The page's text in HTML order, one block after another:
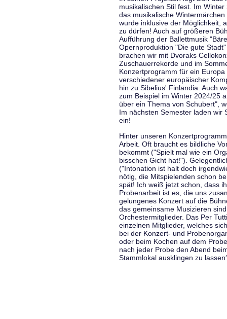
musikalischen Stil fest. Im
das musikalische
wurde inklusive der Möglichkeit,
zu dürfen! Auch auf größeren
Aufführung der Ballettmusik
Opernproduktion "Die gute
brachen wir mit Dvoraks
Zuschauerrekorde und im
Konzertprogramm für ein
verschiedener europäischer
hin zu Sibelius' Finlandia. Auch
zum Beispiel im Winter 2024/25
über ein Thema von Schubert",
Im nächsten Semester laden wir
ein!
Hinter unseren
Arbeit. Oft braucht es bildliche
bekommt ("Spielt mal wie ein
bisschen Gicht hat!").
("Intonation ist halt doch
nötig, die Mitspielenden schon
spät! Ich weiß jetzt schon, dass
Probenarbeit ist es, die uns
gelungenes Konzert auf die
das gemeinsame Musizieren
Orchestermitglieder. Das Per
einzelnen Mitglieder, welches
bei der Konzert- und
oder beim Kochen auf dem
nach jeder Probe den Abend
Stammlokal ausklingen zu